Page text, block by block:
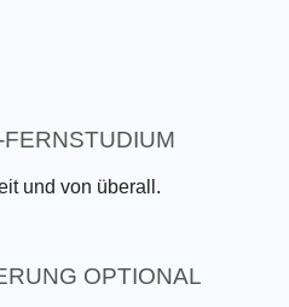
und von überall.
OPTIONAL